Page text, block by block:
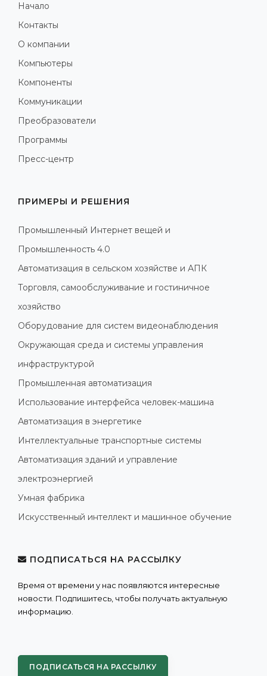
Начало
Контакты
О компании
Компьютеры
Компоненты
Коммуникации
Преобразователи
Программы
Пресс-центр
ПРИМЕРЫ И РЕШЕНИЯ
Промышленный Интернет вещей и
Промышленность 4.0
Автоматизация в сельском хозяйстве и АПК
Торговля, самообслуживание и гостиничное
хозяйство
Оборудование для систем видеонаблюдения
Окружающая среда и системы управления
инфраструктурой
Промышленная автоматизация
Использование интерфейса человек-машина
Автоматизация в энергетике
Интеллектуальные транспортные системы
Автоматизация зданий и управление
электроэнергией
Умная фабрика
Искусственный интеллект и машинное обучение
ПОДПИСАТЬСЯ НА РАССЫЛКУ
Время от времени у нас появляются интересные
новости. Подпишитесь, чтобы получать актуальную
информацию.
ПОДПИСАТЬСЯ НА РАССЫЛКУ